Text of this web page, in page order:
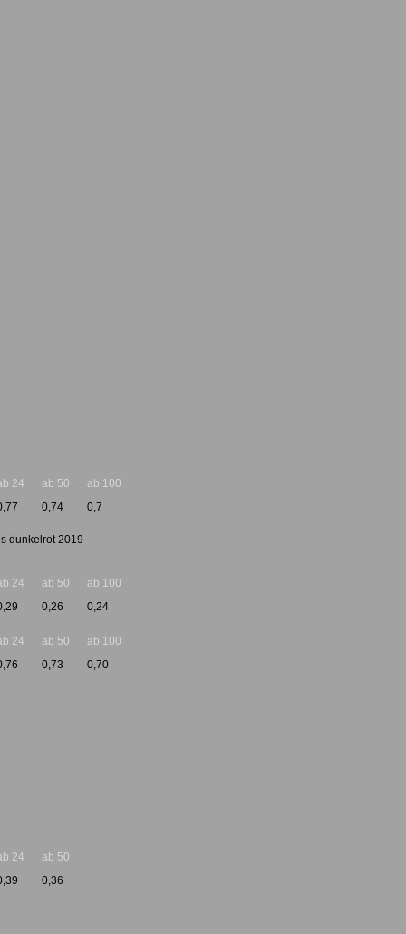
24
ab 50
0,74
ab 100
0,7
dunkelrot 2019
24
ab 50
0,26
ab 100
0,24
24
ab 50
0,73
ab 100
0,70
24
ab 50
0,36